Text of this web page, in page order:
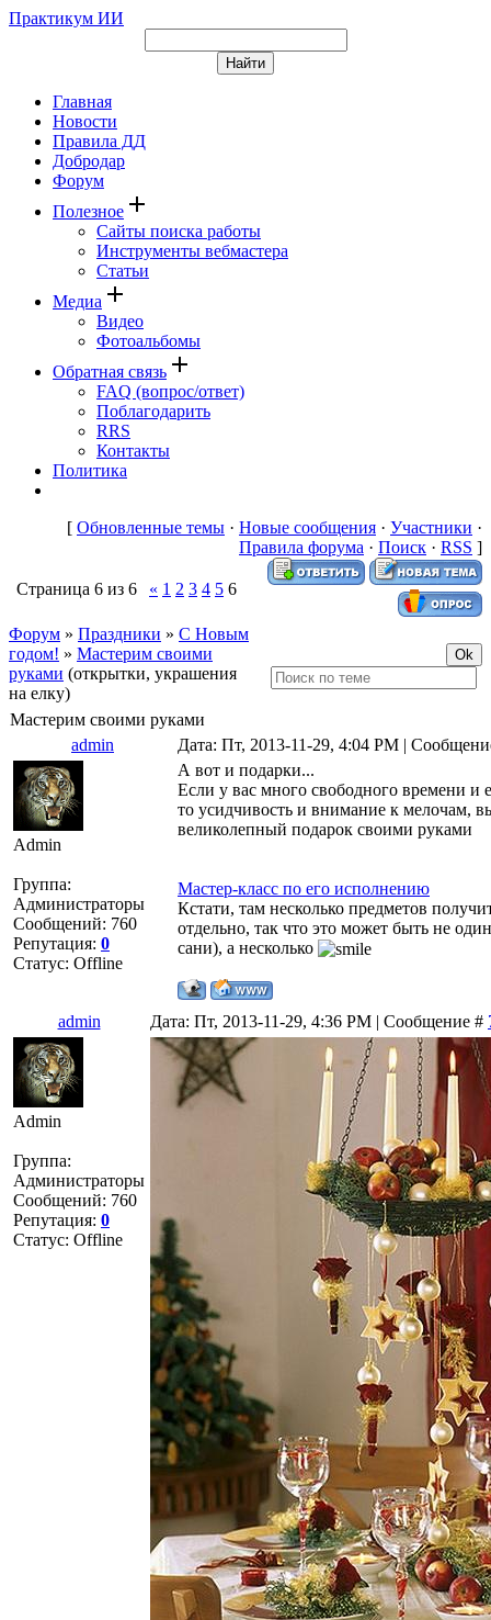
Практикум ИИ
Главная
Новости
Правила ДД
Добродар
Форум
Полезное add
Сайты поиска работы
Инструменты вебмастера
Статьи
Медиа add
Видео
Фотоальбомы
Обратная связь add
FAQ (вопрос/ответ)
Поблагодарить
RRS
Контакты
Политика
[ Обновленные темы · Новые сообщения · Участники ·
Правила форума · Поиск · RSS ]
Страница 6 из 6 « 1 2 3 4 5 6
Форум » Праздники » С Новым
годом! » Мастерим своими
руками (открытки, украшения
на елку)
Мастерим своими руками
admin
Дата: Пт, 2013-11-29, 4:04 PM |
Admin
Группа:
Администраторы
Сообщений: 760
Репутация: 0
Статус: Offline
А вот и подарки...
Если у вас много свободного времени и
то усидчивость и внимание к мелочам,
великолепный подарок своими руками
Мастер-класс по его исполнению
Кстати, там несколько предметов
отдельно, так что это может быть не
сани), а несколько
admin Дата: Пт, 2013-11-29, 4:36 PM | Сообщение #
Admin
Группа:
Администраторы
Сообщений: 760
Репутация: 0
Статус: Offline